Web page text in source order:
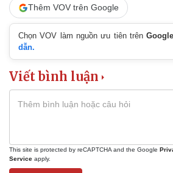
Thông tin doanh nghiệp
Doanh nghiệp 24h
Sành
Thêm VOV trên Google
Chọn VOV làm nguồn ưu tiên trên
dẫn.
Viết bình luận
This site is protected by reCAPTCHA and the Google
Service apply.